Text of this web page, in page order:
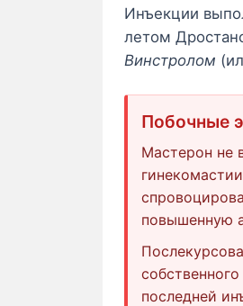
Инъекции
летом
Винстролом
Побочные
Мастерон не
повышенную
последней